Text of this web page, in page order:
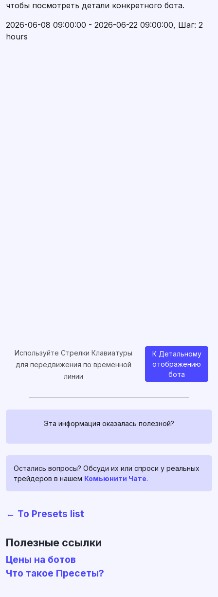
чтобы посмотреть детали конкретного бота.
2026-06-08 09:00:00 - 2026-06-22 09:00:00, Шаг: 2
hours
Используйте Стрелки Клавиатуры
для передвижения по временной
линии
К Детальному
отображению
бота
Эта информация оказалась полезной?
Остались вопросы? Обсуди их или спроси у реальных
трейдеров в нашем Комьюнити Чате.
← To Presets list
Полезные ссылки
Цены на ботов
Что такое Пресеты?
Связаться с нами
Если у вас есть какие-либо
profitage_support_bot
24/7, и всегда готова помочь и
развеять ваши сомнения и